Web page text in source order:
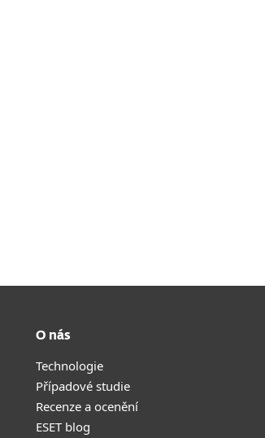
O nás
Technologie
Případové studie
Recenze a ocenění
ESET blog